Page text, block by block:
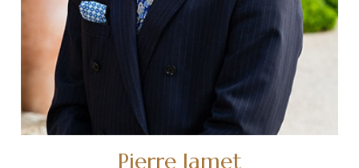
Pierre Jamet